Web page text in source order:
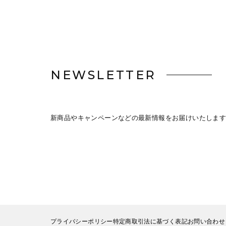
NEWSLETTER
新商品やキャンペーンなどの最新情報をお届けいたします
プライバシーポリシー特定商取引法に基づく表記お問い合わせ